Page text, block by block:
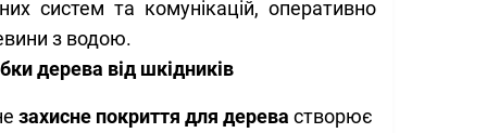
систем та комунікацій, оперативно
з водою.
дерева від шкідників
захисне покриття для дерева створює